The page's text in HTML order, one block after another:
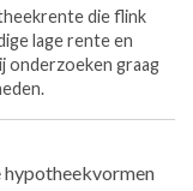
die flink
lage rente en
onderzoeken graag
hypotheekvormen